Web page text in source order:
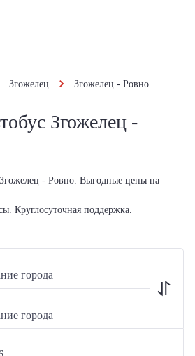
Згожелец Згожелец - Ровно
Згожелец -
Згожелец - Ровно. Выгодные цены на
Круглосуточная поддержка.